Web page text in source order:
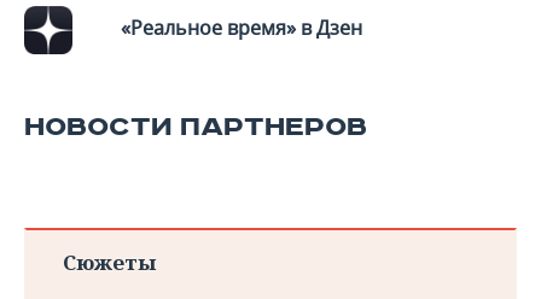
«Реальное время» в Дзен
НОВОСТИ ПАРТНЕРОВ
Сюжеты